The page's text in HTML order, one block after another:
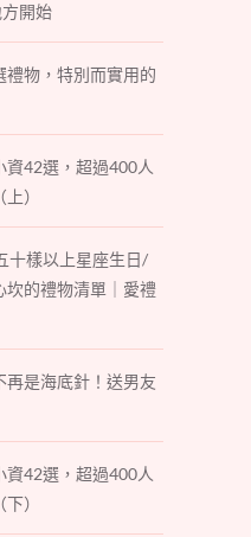
開始
物，特別而實用的
資42選，超過400人
）
十樣以上星座生日/
坎的禮物清單｜愛禮
再是海底針！送男友
資42選，超過400人
）